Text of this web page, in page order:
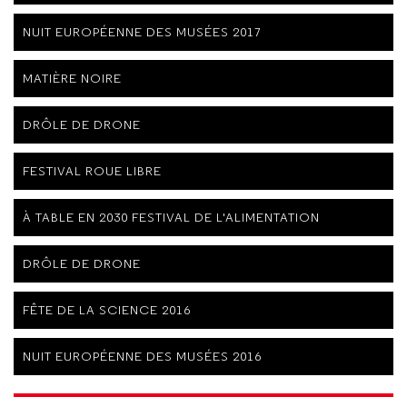
NUIT EUROPÉENNE DES MUSÉES 2017
MATIÈRE NOIRE
DRÔLE DE DRONE
FESTIVAL ROUE LIBRE
À TABLE EN 2030 FESTIVAL DE L'ALIMENTATION
DRÔLE DE DRONE
FÊTE DE LA SCIENCE 2016
NUIT EUROPÉENNE DES MUSÉES 2016